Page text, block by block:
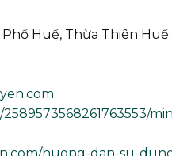
Huế, Thừa Thiên Huế.